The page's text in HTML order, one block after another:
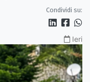
Condividi su:
Ieri